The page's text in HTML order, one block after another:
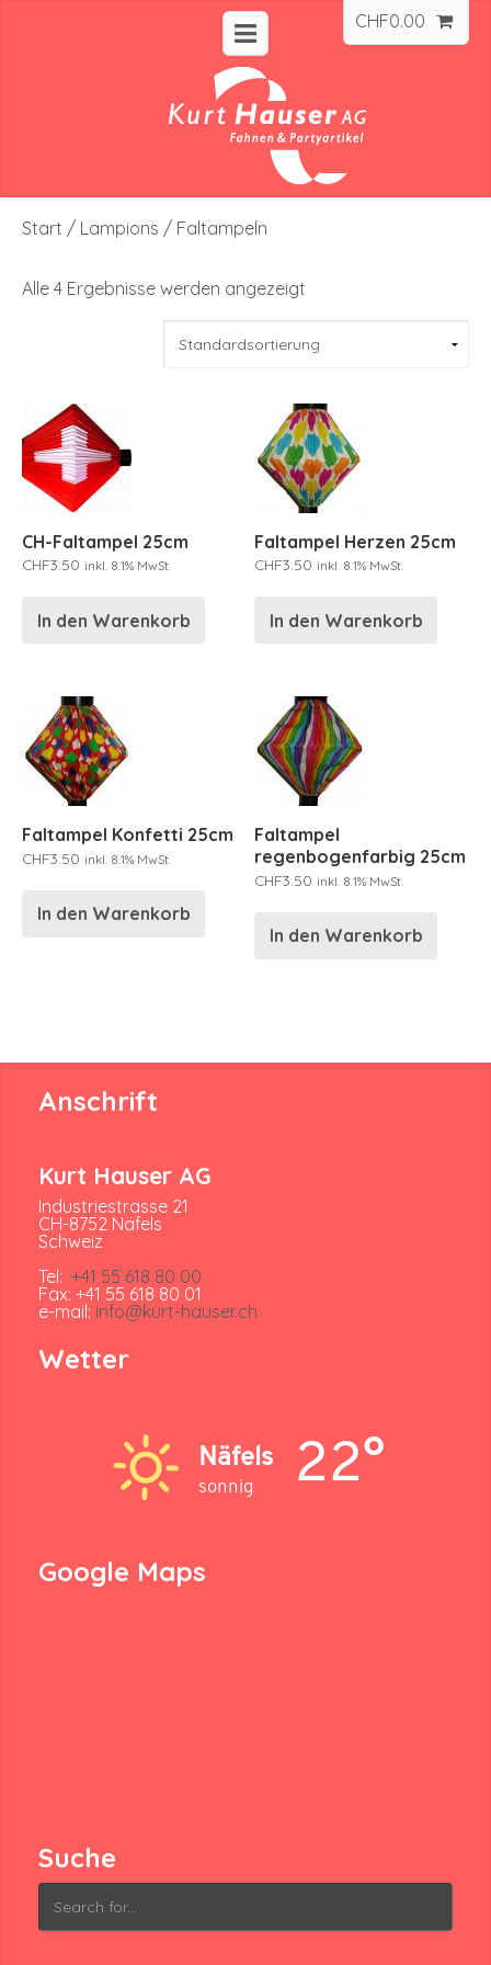
CHF0.00
Start / Lampions / Faltampeln
Alle 4 Ergebnisse werden angezeigt
CH-Faltampel 25cm
CHF3.50 inkl. 8.1% MwSt.
In den Warenkorb
Faltampel Herzen 25cm
CHF3.50 inkl. 8.1% MwSt.
In den Warenkorb
Faltampel Konfetti 25cm
CHF3.50 inkl. 8.1% MwSt.
In den Warenkorb
Faltampel
regenbogenfarbig 25cm
CHF3.50 inkl. 8.1% MwSt.
In den Warenkorb
Anschrift
Kurt Hauser AG
Industriestrasse 21
CH-8752 Näfels
Schweiz
Tel: +41 55 618 80 00
Fax: +41 55 618 80 01
e-mail: info@kurt-hauser.ch
Wetter
Näfels
sonnig 22°
Google Maps
Suche
Search
for: